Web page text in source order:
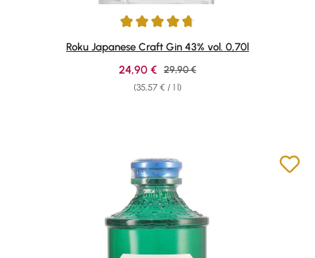
Average rating of 4.78 out of 5 stars
Roku Japanese Craft Gin 43% vol. 0,70l
(35,57 € / 1 l)
Sale price:
24,90 € Regular price:
29,90 €